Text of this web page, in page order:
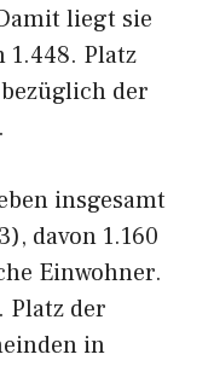
liegt sie
1.448. Platz
der
insgesamt
davon 1.160
Einwohner.
Platz der
in